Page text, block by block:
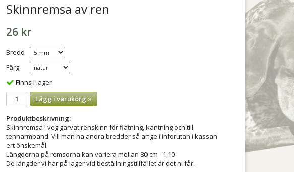
Skinnremsa av ren
26 kr
Bredd
Färg
Finns i lager
Lägg i varukorg »
Produktbeskrivning:
Skinnremsa i veg.garvat renskinn för flätning, kantning och till
tennarmband. Vill man ha andra bredder så ange i inforutan i kassan
ert önskemål.
Längderna på remsorna kan variera mellan 80 cm - 1,10
De längder vi har på lager vid beställningstillfället är det ni får.